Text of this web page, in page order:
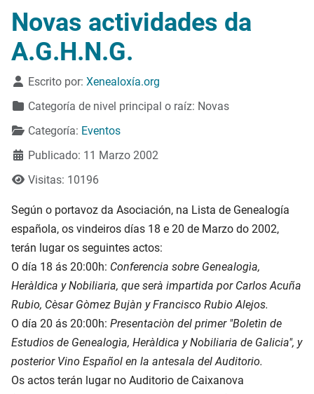
Novas actividades da
A.G.H.N.G.
Detalles
Escrito por: Xenealoxía.org
Categoría de nivel principal o raíz: Novas
Categoría: Eventos
Publicado: 11 Marzo 2002
Visitas: 10196
Según o portavoz da Asociación, na Lista de Genealogía
española, os vindeiros días 18 e 20 de Marzo do 2002,
terán lugar os seguintes actos:
O día 18 ás 20:00h: Conferencia sobre Genealogìa,
Heràldica y Nobiliaria, que serà impartida por Carlos Acuña
Rubio, Cèsar Gòmez Bujàn y Francisco Rubio Alejos.
O día 20 ás 20:00h: Presentaciòn del primer "Boletìn de
Estudios de Genealogìa, Heràldica y Nobiliaria de Galicia", y
posterior Vino Español en la antesala del Auditorio.
Os actos terán lugar no Auditorio de Caixanova